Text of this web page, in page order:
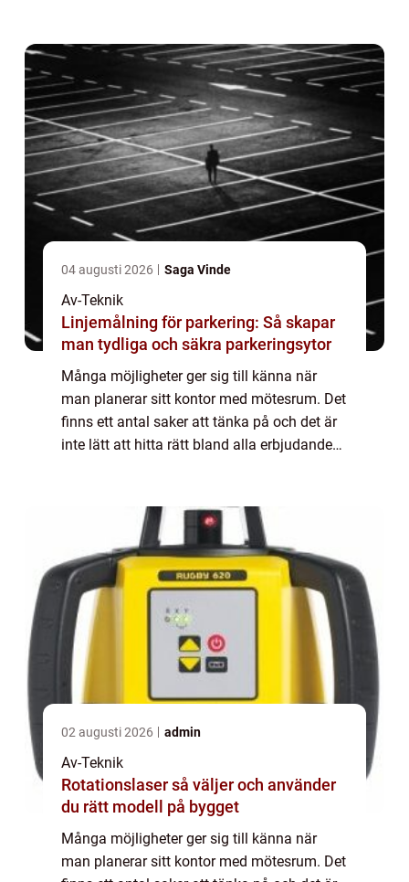
04 augusti 2026 Saga Vinde
Av-Teknik
Linjemålning för parkering: Så skapar
man tydliga och säkra parkeringsytor
Många möjligheter ger sig till känna när
man planerar sitt kontor med mötesrum. Det
finns ett antal saker att tänka på och det är
inte lätt att hitta rätt bland alla erbjudanden
02 augusti 2026 admin
Av-Teknik
Rotationslaser så väljer och använder
du rätt modell på bygget
Många möjligheter ger sig till känna när
man planerar sitt kontor med mötesrum. Det